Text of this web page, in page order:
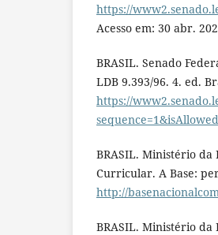
https://
Acesso em: 30 abr.
BRASIL. Senado
LDB 9.393/96. 4. ed.
https://
BRASIL. Ministério da
Curricular. A Base:
http://
BRASIL. Ministério da